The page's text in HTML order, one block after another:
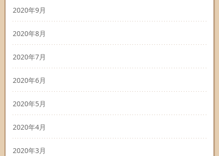
2020年9月
2020年8月
2020年7月
2020年6月
2020年5月
2020年4月
2020年3月